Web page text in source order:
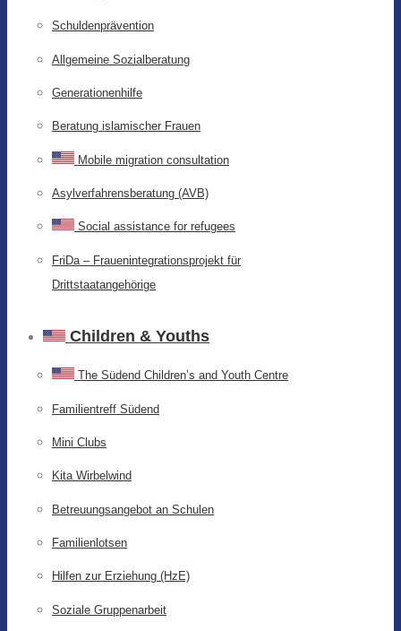
Schuldenprävention
Allgemeine Sozialberatung
Generationenhilfe
Beratung islamischer Frauen
Mobile migration consultation
Asylverfahrensberatung (AVB)
Social assistance for refugees
FriDa – Frauenintegrationsprojekt für
Drittstaatangehörige
Children & Youths
The Südend Children’s and Youth Centre
Familientreff Südend
Mini Clubs
Kita Wirbelwind
Betreuungsangebot an Schulen
Familienlotsen
Hilfen zur Erziehung (HzE)
Soziale Gruppenarbeit